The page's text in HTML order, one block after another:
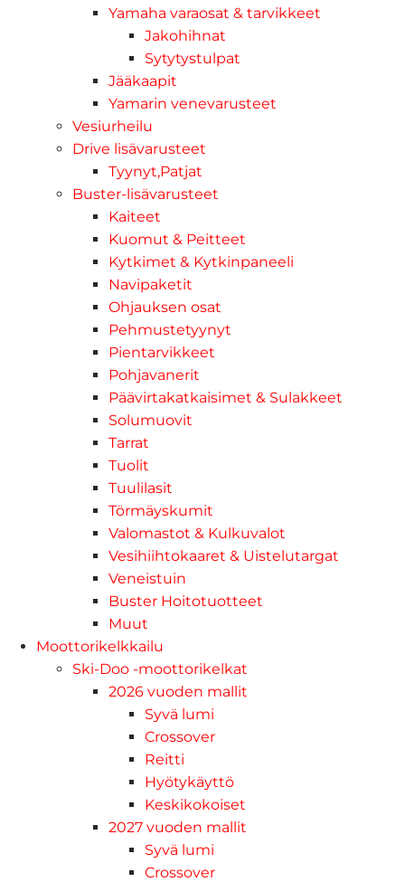
Yamaha varaosat & tarvikkeet
Jakohihnat
Sytytystulpat
Jääkaapit
Yamarin venevarusteet
Vesiurheilu
Drive lisävarusteet
Tyynyt,Patjat
Buster-lisävarusteet
Kaiteet
Kuomut & Peitteet
Kytkimet & Kytkinpaneeli
Navipaketit
Ohjauksen osat
Pehmustetyynyt
Pientarvikkeet
Pohjavanerit
Päävirtakatkaisimet & Sulakkeet
Solumuovit
Tarrat
Tuolit
Tuulilasit
Törmäyskumit
Valomastot & Kulkuvalot
Vesihiihtokaaret & Uistelutargat
Veneistuin
Buster Hoitotuotteet
Muut
Moottorikelkkailu
Ski-Doo -moottorikelkat
2026 vuoden mallit
Syvä lumi
Crossover
Reitti
Hyötykäyttö
Keskikokoiset
2027 vuoden mallit
Syvä lumi
Crossover